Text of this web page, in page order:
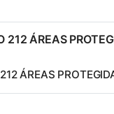
212 ÁREAS
ÁREAS